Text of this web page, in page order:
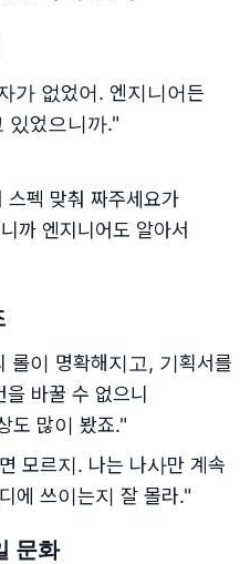
가 없었어. 엔지니어든
있었으니까."
스펙 맞춰 짜주세요가
까 엔지니어도 알아서
롤이 명확해지고, 기획서를
바꿀 수 없으니
도 많이 봤죠."
모르지. 나는 나사만 계속
에 쓰이는지 잘 몰라."
문화